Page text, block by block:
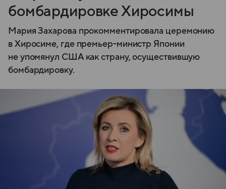
бомбардировке Хиросимы
Мария Захарова прокомментировала церемонию
в Хиросиме, где премьер-министр Японии
не упомянул США как страну, осуществившую
бомбардировку.